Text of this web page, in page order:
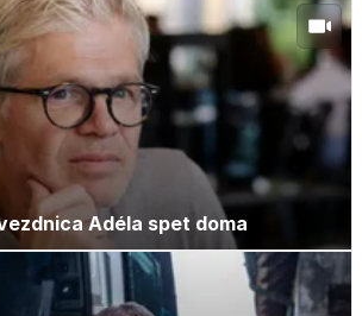
Adéla spet doma